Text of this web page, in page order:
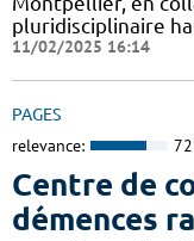
pluridisciplinaire
11/02/2025 16:14
PAGES
relevance:
Centre de
démences